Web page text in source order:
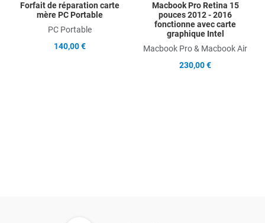
Forfait de réparation carte
mère PC Portable
PC Portable
140,00 €
Macbook Pro Retina 15
pouces 2012 - 2016
fonctionne avec carte
graphique Intel
Macbook Pro & Macbook Air
230,00 €